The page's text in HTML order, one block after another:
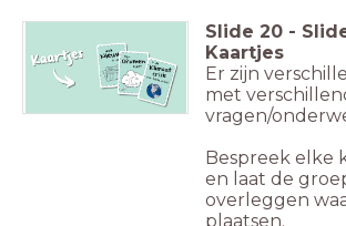
Slide 20 -
Kaartjes
Er zijn
met
vragen/
Bespreek elke
en laat de
overleggen
plaatsen.